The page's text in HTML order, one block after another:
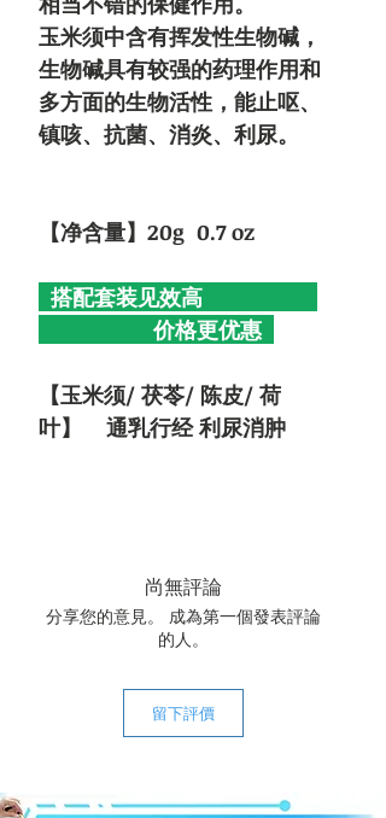
玉米须中含有挥发性生物碱，
生物碱具有较强的药理作用和
多方面的生物活性，能止呕、
镇咳、抗菌、消炎、利尿。
【净含量】20g 0.7 oz
搭配套装见效高
价格更优惠
【玉米须/ 茯苓/ 陈皮/ 荷
叶】 通乳行经 利尿消肿
尚無評論
分享您的意見。 成為第一個發表評論
的人。
留下評價